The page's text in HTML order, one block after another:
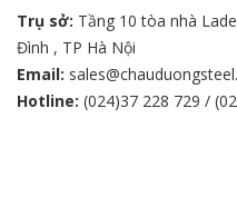
Trụ sở: Tầng 10 tòa nhà
Đình , TP Hà Nội
Email:
Hotline: (024)37 228 729 /